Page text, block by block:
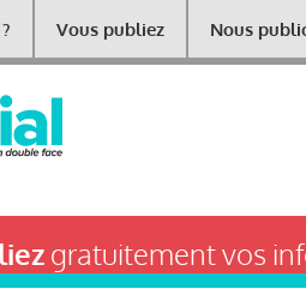
Vous publiez Nous
gratuitement vos